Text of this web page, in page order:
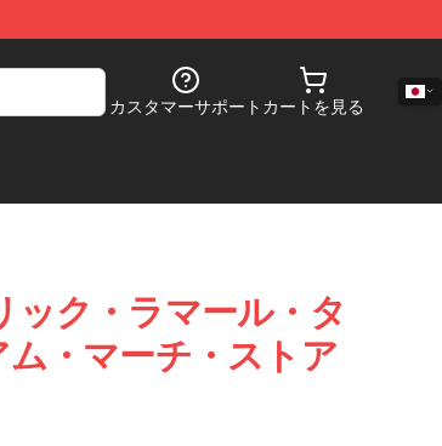
カスタマーサポート カートを見る
ック・ラマール・タ
・マーチ・ストア